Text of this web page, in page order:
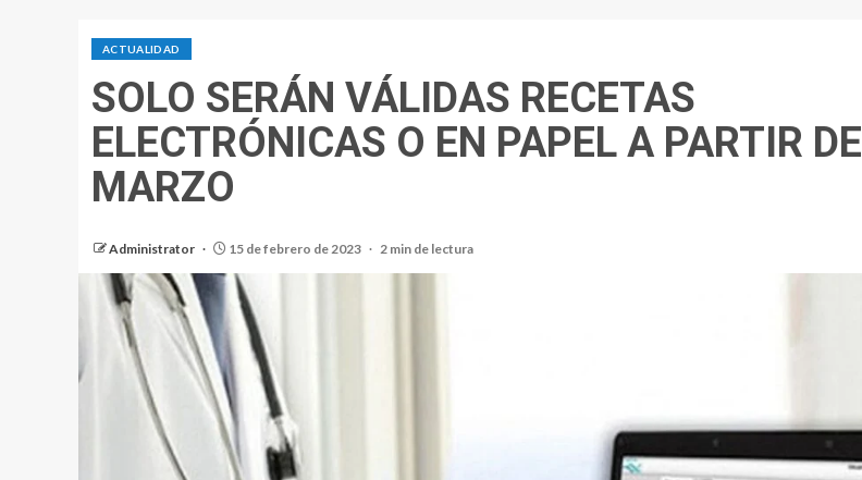
ACTUALIDAD
SOLO SERÁN VÁLIDAS RECETAS
ELECTRÓNICAS O EN PAPEL A PARTIR DE
MARZO
Administrator 15 de febrero de 2023 2 min de lectura